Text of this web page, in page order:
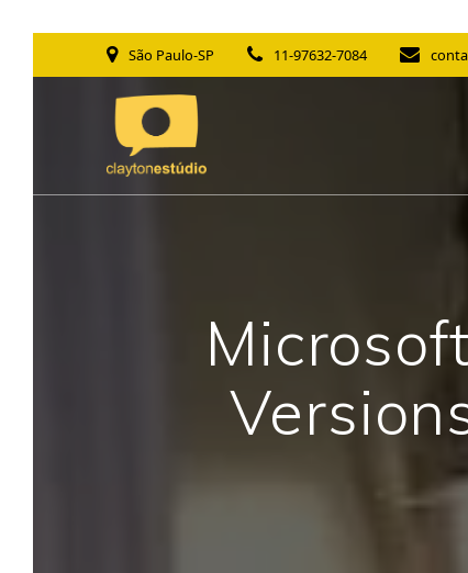
to
São Paulo-SP 11-97632-7084